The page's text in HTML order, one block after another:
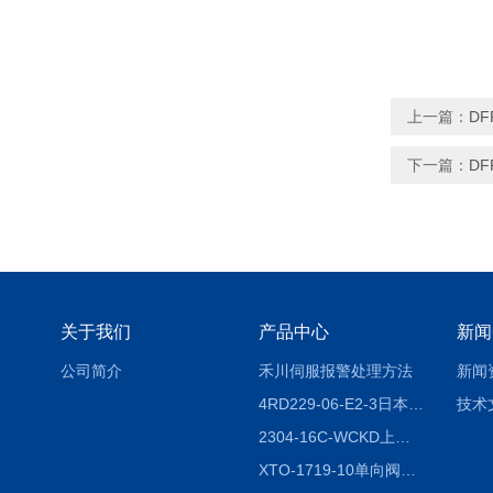
上一篇：
下一篇：
关于我们
公司简介
产品中心
禾川伺服报警处理方法
新
新闻
技术